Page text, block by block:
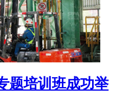
题培训班成功举